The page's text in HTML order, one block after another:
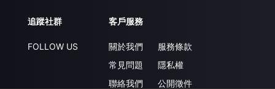
追蹤社群
FOLLOW US
客戶服務
關於我們
常見問題
聯絡我們
服務條款
隱私權
公開徵件